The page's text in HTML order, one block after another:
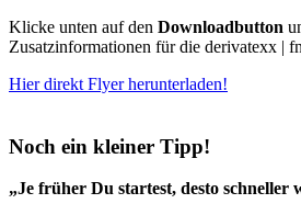
Klicke unten auf den Downloadbutton
Zusatzinformationen für die derivatexx |
Hier direkt Flyer herunterladen!
Noch ein kleiner Tipp!
„Je früher Du startest, desto schneller